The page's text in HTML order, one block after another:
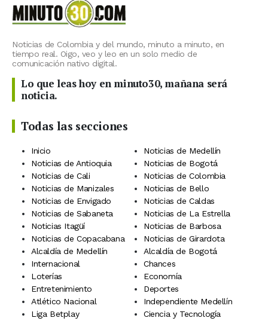
Noticias de Colombia y del mundo, minuto a minuto, en
tiempo real. Oigo, veo y leo en un solo medio de
comunicación nativo digital.
Lo que leas hoy en minuto30, mañana será
noticia.
Todas las secciones
Inicio
Noticias de Medellín
Noticias de Antioquia
Noticias de Bogotá
Noticias de Cali
Noticias de Colombia
Noticias de Manizales
Noticias de Bello
Noticias de Envigado
Noticias de Caldas
Noticias de Sabaneta
Noticias de La Estrella
Noticias Itagüí
Noticias de Barbosa
Noticias de Copacabana
Noticias de Girardota
Alcaldía de Medellín
Alcaldía de Bogotá
Internacional
Chances
Loterías
Economía
Entretenimiento
Deportes
Atlético Nacional
Independiente Medellín
Liga Betplay
Ciencia y Tecnología